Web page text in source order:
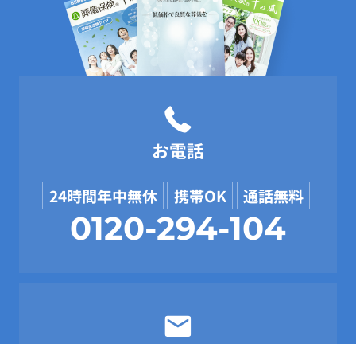
お電話
24時間年中無休 携帯OK 通話無料
0120-294-104